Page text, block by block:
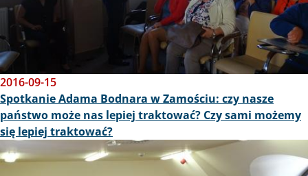
2016-09-15
Spotkanie Adama Bodnara w Zamościu: czy nasze
państwo może nas lepiej traktować? Czy sami możemy
się lepiej traktować?
Obraz